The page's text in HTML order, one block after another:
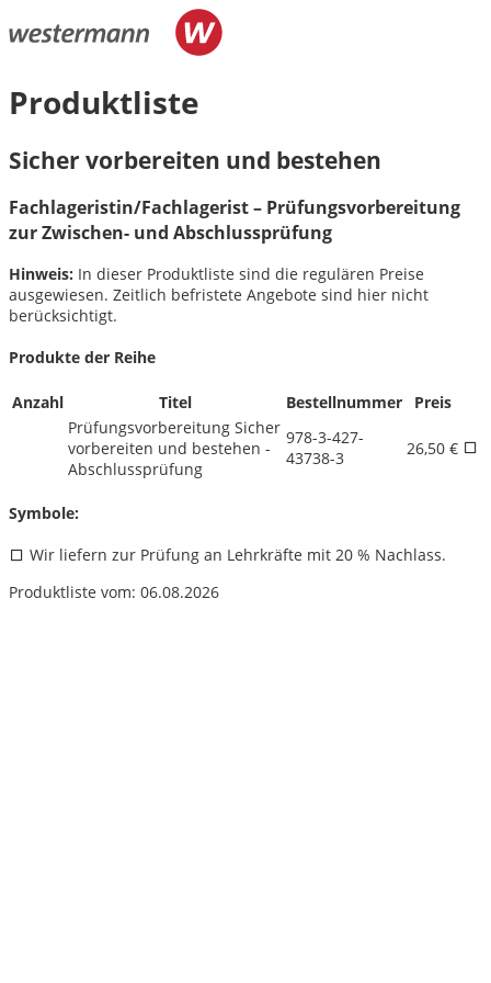
Produktliste
Sicher vorbereiten und bestehen
Fachlageristin/Fachlagerist – Prüfungsvorbereitung
zur Zwischen- und Abschlussprüfung
Hinweis: In dieser Produktliste sind die regulären Preise
ausgewiesen. Zeitlich befristete Angebote sind hier nicht
berücksichtigt.
Produkte der Reihe
Anzahl Titel Bestellnummer
Preis
Prüfungsvorbereitung Sicher
vorbereiten und bestehen -
Abschlussprüfung
978-3-427-
43738-3
26,50 €
Symbole:
Wir liefern zur Prüfung an Lehrkräfte mit 20 % Nachlass.
Produktliste vom: 06.08.2026